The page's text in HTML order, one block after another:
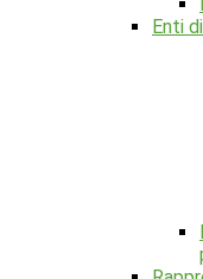
Enti